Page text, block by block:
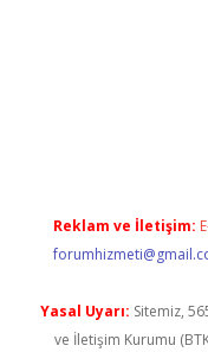
Reklam ve İletişim:
Yasal Uyarı: Sitemiz,
ve İletişim Kurumu